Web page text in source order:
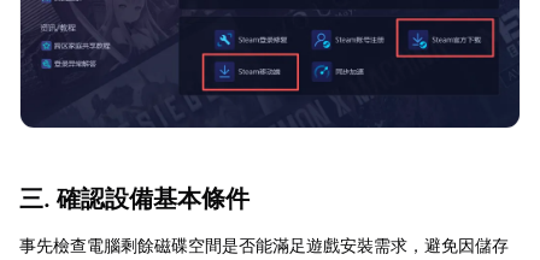
三. 確認設備基本條件
事先檢查電腦剩餘磁碟空間是否能滿足遊戲安裝需求，避免因儲存